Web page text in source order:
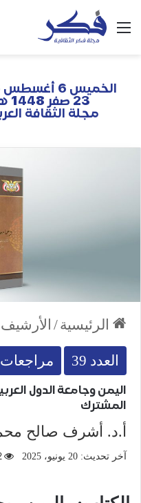
الخميس 6 أغسطس 2026
23 صفر 1448 هـ
مجلة الثقافة
الرئيسية/ الأرشيف
العدد 39 مراجعات
اليمن وجامعة الدول
المشترك
أ.د. أشرف صالح
آخر تحديث: 20 يونيو، 2025